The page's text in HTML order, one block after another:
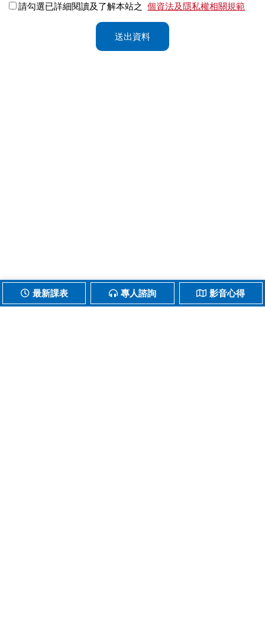
最新課表 專人諮詢 影音心得
請勾選已詳細閱讀及了解本站之
個資法及隱私權相關規範
送出資料